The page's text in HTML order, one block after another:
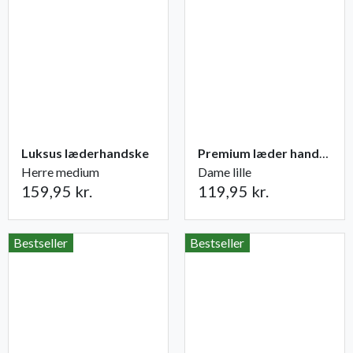
Luksus læderhandske
Herre medium
159,95 kr.
Premium læder handske Flutter
Dame lille
119,95 kr.
Bestseller Bestseller